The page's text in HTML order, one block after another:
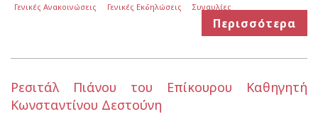
Γενικές Ανακοινώσεις Γενικές Εκδηλώσεις Συναυλίες
Περισσότερα
Ρεσιτάλ Πιάνου του Επίκουρου Καθηγητή
Κωνσταντίνου Δεστούνη